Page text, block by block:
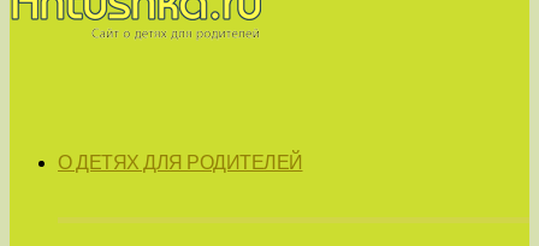
О ДЕТЯХ ДЛЯ РОДИТЕЛЕЙ